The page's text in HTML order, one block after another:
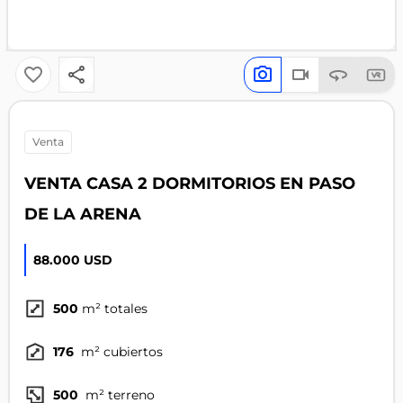
venta
VENTA CASA 2 DORMITORIOS EN PASO
DE LA ARENA
88.000 USD
500 m² totales
176 m² cubiertos
500 m² terreno